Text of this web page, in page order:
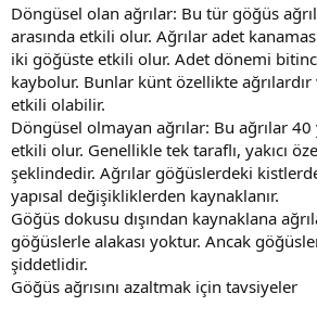
Döngüsel olan ağrılar: Bu tür göğüs
arasında etkili olur. Ağrılar adet
iki göğüste etkili olur. Adet dönemi
kaybolur. Bunlar künt özellikte
etkili olabilir.
Döngüsel olmayan ağrılar: Bu ağrılar
etkili olur. Genellikle tek taraflı, yakıcı
şeklindedir. Ağrılar göğüslerdeki
yapısal değişikliklerden kaynaklanır.
Göğüs dokusu dışından kaynaklana
göğüslerle alakası yoktur. Ancak
şiddetlidir.
Göğüs ağrısını azaltmak için tavsiyeler